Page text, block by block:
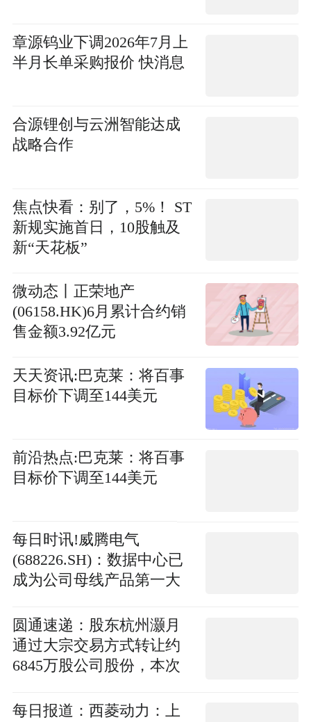
章源钨业下调2026年7月上
半月长单采购报价 快消息
合源锂创与云洲智能达成
战略合作
焦点快看：别了，5%！ ST
新规实施首日，10股触及
新“天花板”
微动态丨正荣地产
(06158.HK)6月累计合约销
售金额3.92亿元
天天资讯:巴克莱：将百事
目标价下调至144美元
前沿热点:巴克莱：将百事
目标价下调至144美元
每日时讯!威腾电气
(688226.SH)：数据中心已
成为公司母线产品第一大
圆通速递：股东杭州灏月
通过大宗交易方式转让约
6845万股公司股份，本次
每日报道：西菱动力：上